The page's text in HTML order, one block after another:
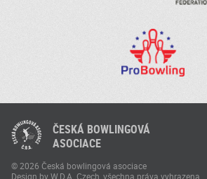
ČESKÁ BOWLINGOVÁ
ASOCIACE
© 2026 Česká bowlingová asociace
Design by W.D.A. Czech, všechna práva vyhrazena